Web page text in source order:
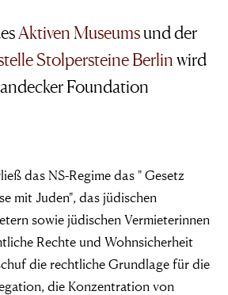
Aktiven Museumsund der
Stolpersteine Berlinwird
Foundation
das NS-Regime das " Gesetz
mit Juden", das jüdischen
sowie jüdischen Vermieterinnen
Rechte und Wohnsicherheit
die rechtliche Grundlage für die
die Konzentration von